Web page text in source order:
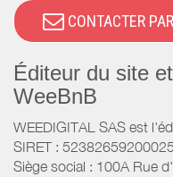
CONTACTER
Éditeur du site
WeeBnB
WEEDIGITAL SAS est
SIRET : 52382659200025
Siège social : 100A Rue